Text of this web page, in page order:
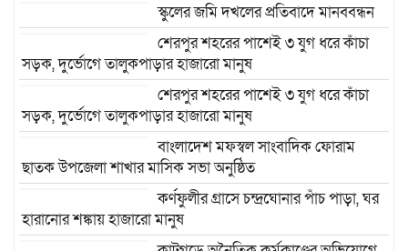
স্কুলের জমি দখলের প্রতিবাদে মানববন্ধন
শেরপুর শহরের পাশেই ৩ যুগ ধরে কাঁচা
সড়ক, দুর্ভোগে তালুকপাড়ার হাজারো মানুষ
শেরপুর শহরের পাশেই ৩ যুগ ধরে কাঁচা
সড়ক, দুর্ভোগে তালুকপাড়ার হাজারো মানুষ
বাংলাদেশ মফস্বল সাংবাদিক ফোরাম
ছাতক উপজেলা শাখার মাসিক সভা অনুষ্ঠিত
কর্ণফুলীর গ্রাসে চন্দ্রঘোনার পাঁচ পাড়া, ঘর
হারানোর শঙ্কায় হাজারো মানুষ